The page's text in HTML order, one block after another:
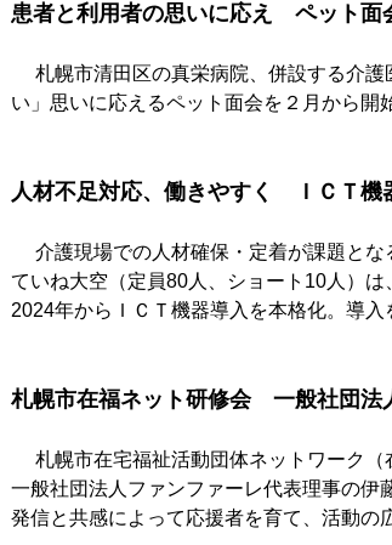
患者と利用者の思いに応え　ペット面
札幌市清田区の真栄病院、併設する介護
い」思いに応えるペット面会を２月から開
人材不足対応、働きやすく　ＩＣＴ機
介護現場での人材確保・定着が課題とな
ていね大空（定員80人、ショート10人）
2024年からＩＣＴ機器導入を本格化。導
札幌市在福ネット研修会　一般社団
札幌市在宅福祉活動団体ネットワーク（
一般社団法人ファンファーレ代表理事の伊
発信と共感によって応援者を育て、活動の